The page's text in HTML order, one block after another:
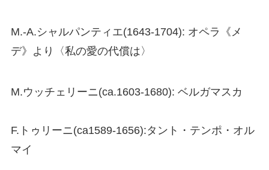
M.-A.シャルパンティエ(1643-1704): オペラ《メ
デ》より〈私の愛の代償は〉
M.ウッチェリーニ(ca.1603-1680): ベルガマスカ
F.トゥリーニ(ca1589-1656):タント・テンポ・オル
マイ